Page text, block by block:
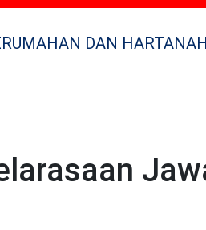
DAN